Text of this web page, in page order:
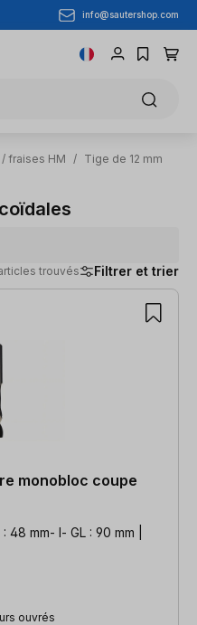
info@sautershop.com
fraises HM / Tige de 12 mm
trouvés Filtrer et trier
monobloc coupe
48 mm- l- GL : 90 mm |
ouvrés